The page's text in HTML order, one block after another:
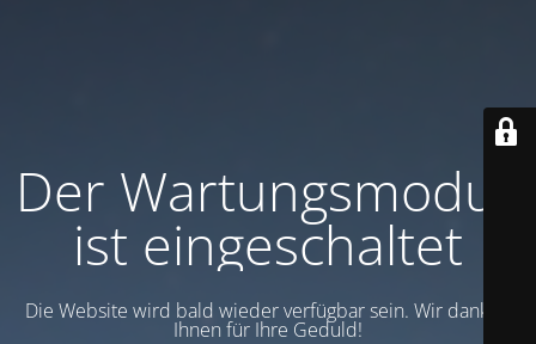
Der Wartungsmodus
ist eingeschaltet
Die Website wird bald wieder verfügbar sein. Wir danken
Ihnen für Ihre Geduld!